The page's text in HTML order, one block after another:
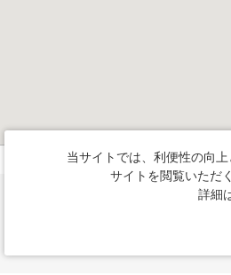
当サイトでは、利便性の向
サイトを閲覧いただ
詳細